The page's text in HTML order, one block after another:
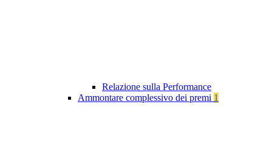
Relazione sulla Performance
Ammontare complessivo dei premi 1